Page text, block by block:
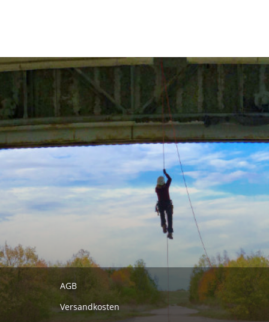
AGB
Versandkosten